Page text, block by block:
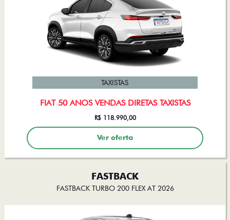
FIAT 50 ANOS VENDAS DIRETAS TAXISTAS
TAXISTAS
R$ 118.990,00
Ver oferta
FASTBACK
FASTBACK TURBO 200 FLEX AT 2026